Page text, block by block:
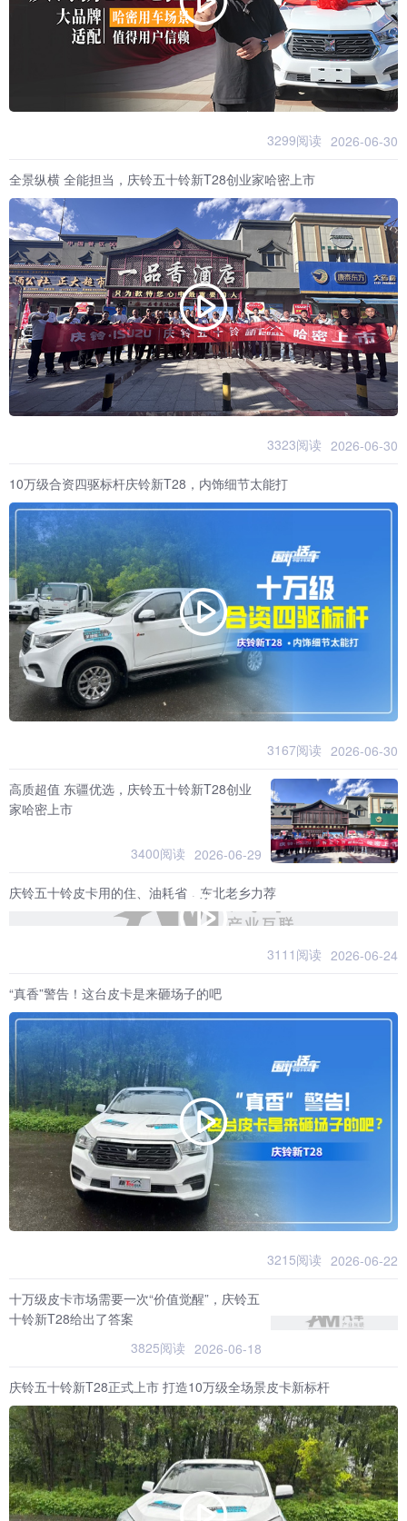
3299阅读 2026-06-30
全景纵横 全能担当，庆铃五十铃新T28创业家哈密上市
3323阅读 2026-06-30
10万级合资四驱标杆庆铃新T28，内饰细节太能打
3167阅读 2026-06-30
高质超值 东疆优选，庆铃五十铃新T28创业
家哈密上市
3400阅读 2026-06-29
庆铃五十铃皮卡用的住、油耗省，东北老乡力荐
3111阅读 2026-06-24
“真香”警告！这台皮卡是来砸场子的吧
3215阅读 2026-06-22
十万级皮卡市场需要一次“价值觉醒”，庆铃五
十铃新T28给出了答案
3825阅读 2026-06-18
庆铃五十铃新T28正式上市 打造10万级全场景皮卡新标杆